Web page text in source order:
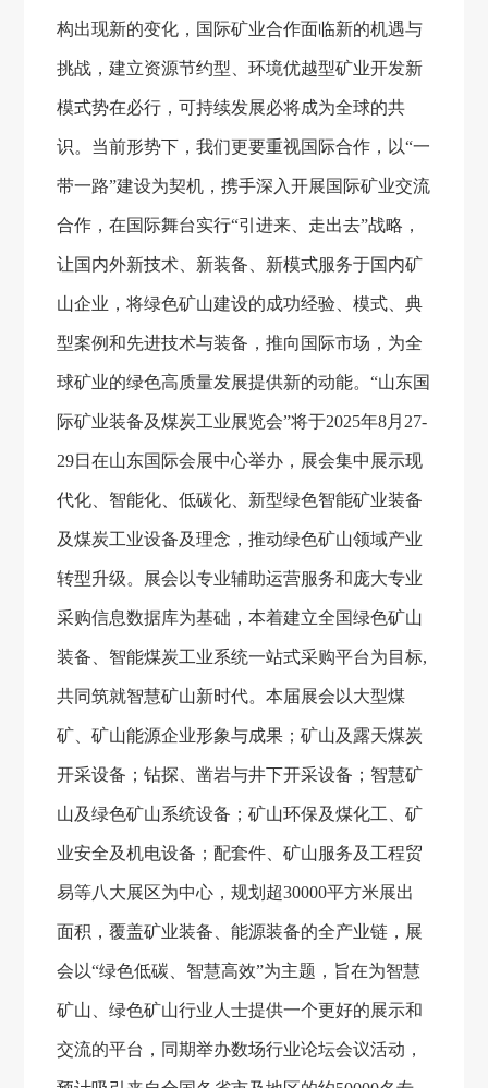
构出现新的变化，国际矿业合作面临新的机遇与
挑战，建立资源节约型、环境优越型矿业开发新
模式势在必行，可持续发展必将成为全球的共
识。当前形势下，我们更要重视国际合作，以“一
带一路”建设为契机，携手深入开展国际矿业交流
合作，在国际舞台实行“引进来、走出去”战略，
让国 内外新技术、新装备、新模式服务于国内矿
山企业，将绿色矿山建设的成功经验、模式、典
型案例和先进技术与装备，推向国际市场，为全
球矿业的绿色高质量发展提供新的动能。“山东国
际矿业装备及煤炭工业展览会”将于2025年8月 27-
29日在山东国际会展中心举办，展会集中展示现
代化、智能化、低碳化、新型绿色智能矿业装备
及煤炭工业设备及理念，推动绿色矿山领域产业
转型升级。展会以专业辅助运营服务和庞大专业
采购信息数据库为基础，本着建立全国绿色矿山
装备、智能煤炭工业系统一站式采购平台为目标,
共同筑就智慧矿山新时代。本届展会以大型煤
矿、矿山能源企业形象与成果；矿山及露天煤炭
开采设备；钻探、凿岩与井下开采设备；智慧矿
山及绿色矿山系统设备；矿山环保及煤化工、矿
业安全及机电设备；配套件、矿山服务及工程贸
易等八大展区为中心，规划超30000平方米展出
面积，覆盖矿业装备、能源装备的全产业链，展
会以“绿色低碳、智慧高效”为主题，旨在为智慧
矿山、绿色矿山行业人士提供一个更好的展示和
交流的平台，同期举办数场行业论坛会议活动，